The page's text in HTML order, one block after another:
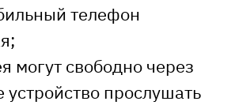
телефон
могут свободно через
устройство прослушать